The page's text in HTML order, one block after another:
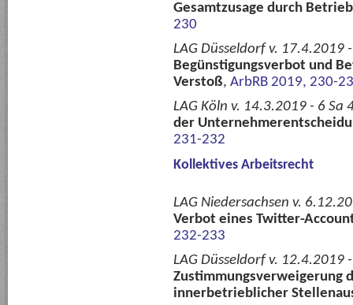
Gesamtzusage durch
230
LAG Düsseldorf v.
Begünstigungsverbot und
Verstoß, ArbRB 2019, 230-
LAG Köln v. 14.3.2019 - 6 Sa
der
231-232
Kollektives Arbeitsrecht
LAG Niedersachsen v.
Verbot eines Twitter-
232-233
LAG Düsseldorf v. 12.4.2019
Zustimmungsverweigerung
innerbetrieblicher